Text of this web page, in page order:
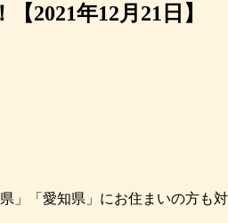
2021年12月21日】
」「愛知県」にお住まいの方も対